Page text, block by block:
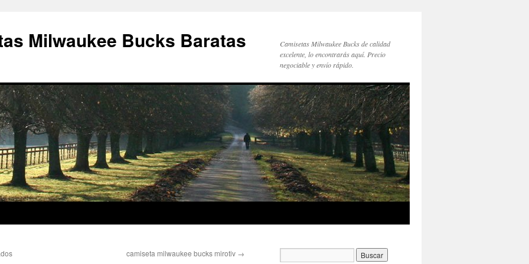
Milwaukee Bucks Baratas
Camisetas Milwaukee Bucks de calidad
excelente, lo encontrarás aquí. Precio
negociable y envío rápido.
camiseta milwaukee bucks mirotiv →